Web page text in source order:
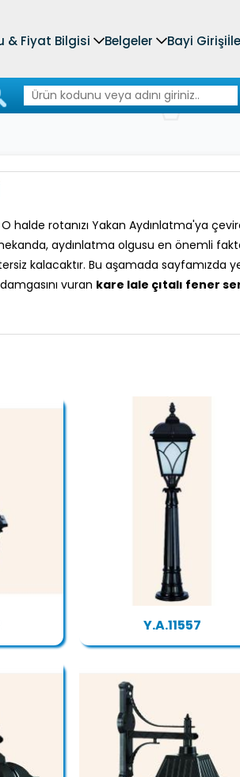
& Fiyat Bilgisi Belgeler Bayi Girişi
halde rotanızı Yakan Aydınlatma'ya
aydınlatma olgusu en önemli
kalacaktır. Bu aşamada
vuran kare lale çıtalı fener
Y.A.11557